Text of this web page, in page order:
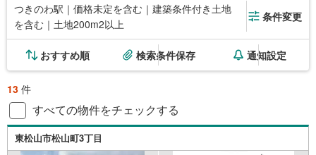
つきのわ駅｜価格未定を含む｜建築条件付き土地
を含む｜土地200m2以上
条件変更
おすすめ順 検索条件保存 通知設定
13 件
すべての物件をチェックする
東松山市松山町3丁目